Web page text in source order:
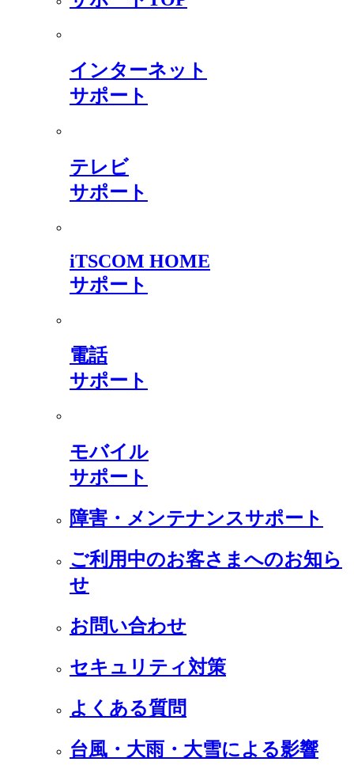
インターネット
サポート
テレビ
サポート
iTSCOM HOME
サポート
電話
サポート
モバイル
サポート
障害・メンテナンスサポート
ご利用中のお客さまへのお知ら
せ
お問い合わせ
セキュリティ対策
よくある質問
台風・大雨・大雪による影響